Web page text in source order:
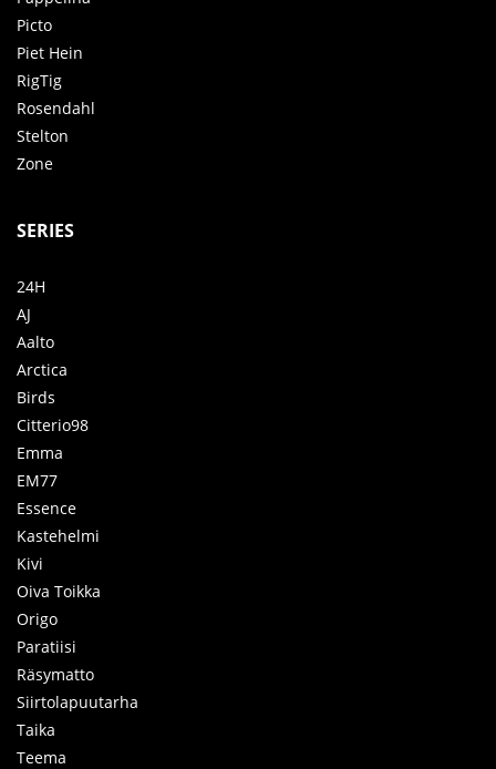
Picto
Piet Hein
RigTig
Rosendahl
Stelton
Zone
SERIES
24H
AJ
Aalto
Arctica
Birds
Citterio98
Emma
EM77
Essence
Kastehelmi
Kivi
Oiva Toikka
Origo
Paratiisi
Räsymatto
Siirtolapuutarha
Taika
Teema